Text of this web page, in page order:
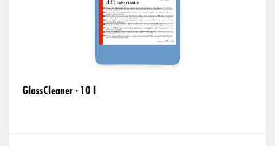
GlassCleaner - 10 l